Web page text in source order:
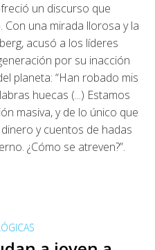
un discurso que
una mirada llorosa y la
acusó a los líderes
por su inacción
planeta: “Han robado mis
huecas (...) Estamos
masiva, y de lo único que
y cuentos de hadas
¿Cómo se atreven?”.